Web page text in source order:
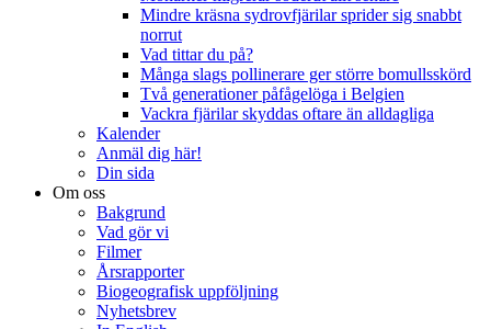
Mindre kräsna sydrovfjärilar sprider sig snabbt
norrut
Vad tittar du på?
Många slags pollinerare ger större bomullsskörd
Två generationer påfågelöga i Belgien
Vackra fjärilar skyddas oftare än alldagliga
Kalender
Anmäl dig här!
Din sida
Om oss
Bakgrund
Vad gör vi
Filmer
Årsrapporter
Biogeografisk uppföljning
Nyhetsbrev